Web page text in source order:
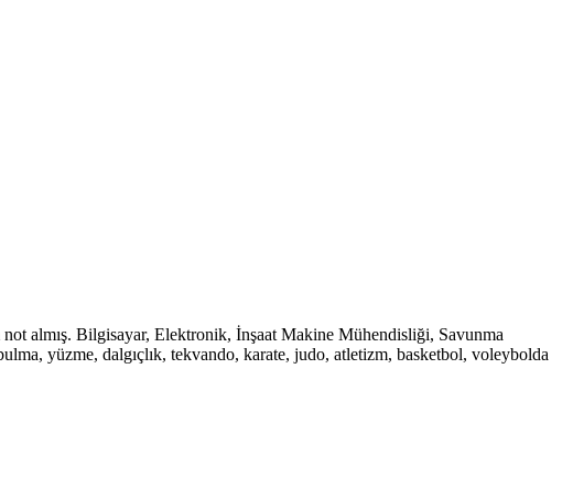
almış. Bilgisayar, Elektronik, İnşaat Makine Mühendisliği, Savunma
yüzme, dalgıçlık, tekvando, karate, judo, atletizm, basketbol, voleybolda